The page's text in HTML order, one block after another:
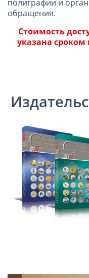
полиграфии и
обращения.
Стоимость
указана сроком